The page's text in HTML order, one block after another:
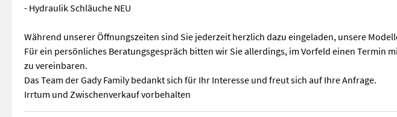
- Hydraulik Schläuche NEU
Während unserer Öffnungszeiten sind Sie jederzeit herzlich dazu eingeladen, unsere
Für ein persönliches Beratungsgespräch bitten wir Sie allerdings, im Vorfeld einen Termin
zu vereinbaren.
Das Team der Gady Family bedankt sich für Ihr Interesse und freut sich auf Ihre Anfrage.
Irrtum und Zwischenverkauf vorbehalten
- 23.000 Ballen gepresst - Hydraulische Bremse - PickUp-Breite: 200cm - PickUp